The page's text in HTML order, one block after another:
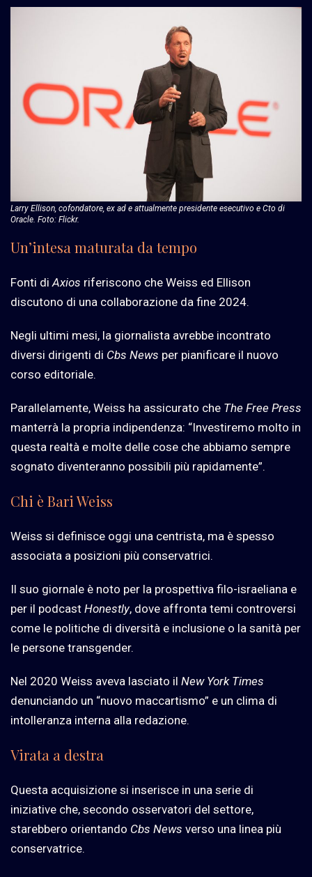
Larry Ellison, cofondatore, ex ad e attualmente presidente esecutivo e Cto di
Oracle. Foto: Flickr.
Un’intesa maturata da tempo
Fonti di Axios riferiscono che Weiss ed Ellison
discutono di una collaborazione da fine 2024.
Negli ultimi mesi, la giornalista avrebbe incontrato
diversi dirigenti di Cbs News per pianificare il nuovo
corso editoriale.
Parallelamente, Weiss ha assicurato che The Free Press
manterrà la propria indipendenza: “Investiremo molto in
questa realtà e molte delle cose che abbiamo sempre
sognato diventeranno possibili più rapidamente”.
Chi è Bari Weiss
Weiss si definisce oggi una centrista, ma è spesso
associata a posizioni più conservatrici.
Il suo giornale è noto per la prospettiva filo-israeliana e
per il podcast Honestly, dove affronta temi controversi
come le politiche di diversità e inclusione o la sanità per
le persone transgender.
Nel 2020 Weiss aveva lasciato il New York Times
denunciando un “nuovo maccartismo” e un clima di
intolleranza interna alla redazione.
Virata a destra
Questa acquisizione si inserisce in una serie di
iniziative che, secondo osservatori del settore,
starebbero orientando Cbs News verso una linea più
conservatrice.